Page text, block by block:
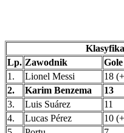
Lp. Zawodnik Gole
1.
Lionel Messi 18
2.
Karim Benzema 13
3.
Luis Suárez 11
4.
Lucas Pérez 10